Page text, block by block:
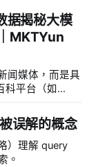
共同验证。
，61%的 B2B
，多数买家会
适合本公司”“如
他们仍然需要
味着传统“抢关
为答案引擎愿
案来源。
注企业内容能
文心一言等生
据揭秘大模
MKTYun
闻媒体，而是具
科平台（如
误解的概念
）理解 query
。